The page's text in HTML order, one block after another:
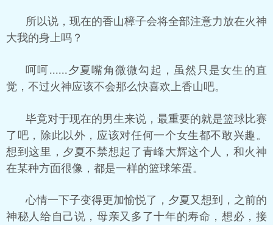
所以说，现在的香山樟子会将全部注意力放在火神
大我的身上吗？
呵呵......夕夏嘴角微微勾起，虽然只是女生的直
觉，不过火神应该不会那么快喜欢上香山吧。
毕竟对于现在的男生来说，最重要的就是篮球比赛
了吧，除此以外，应该对任何一个女生都不敢兴趣。
想到这里，夕夏不禁想起了青峰大辉这个人，和火神
在某种方面很像，都是一样的篮球笨蛋。
心情一下子变得更加愉悦了，夕夏又想到，之前的
神秘人给自己说，母亲又多了十年的寿命，想必，接